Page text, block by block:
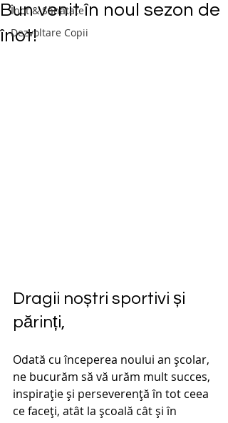
Înot & Sănătate
Dezvoltare Copii
Bun venit în noul sezon de
înot!
Dragii noștri sportivi și
părinți,
Odată cu începerea noului an școlar,
ne bucurăm să vă urăm mult succes,
inspirație și perseverență în tot ceea
ce faceți, atât la școală cât și în